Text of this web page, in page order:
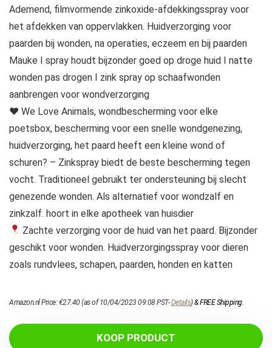
Ademend, filmvormende zinkoxide-afdekkingsspray voor
het afdekken van oppervlakken. Huidverzorging voor
paarden bij wonden, na operaties, eczeem en bij paarden
Mauke I spray houdt bijzonder goed op droge huid I natte
wonden pas drogen I zink spray op schaafwonden
aanbrengen voor wondverzorging
♥ We Love Animals, wondbescherming voor elke
poetsbox, bescherming voor een snelle wondgenezing,
huidverzorging, het paard heeft een kleine wond of
schuren? – Zinkspray biedt de beste bescherming tegen
vocht. Traditioneel gebruikt ter ondersteuning bij slecht
genezende wonden. Als alternatief voor wondzalf en
zinkzalf. hoort in elke apotheek van huisdier
Zachte verzorging voor de huid van het paard. Bijzonder
geschikt voor wonden. Huidverzorgingsspray voor dieren
zoals rundvlees, schapen, paarden, honden en katten
Amazon.nl Price:€27.40(as of 10/04/2023 09:08 PST-Details)&FREE Shipping.
KOOP PRODUCT